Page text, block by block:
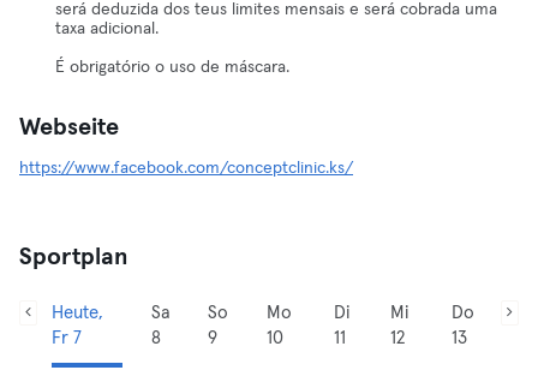
será deduzida dos teus limites mensais e será cobrada uma
taxa adicional.
É obrigatório o uso de máscara.
Webseite
https://www.facebook.com/conceptclinic.ks/
Sportplan
Heute,
Fr 7
Sa
8
So
9
Mo
10
Di
11
Mi
12
Do
13